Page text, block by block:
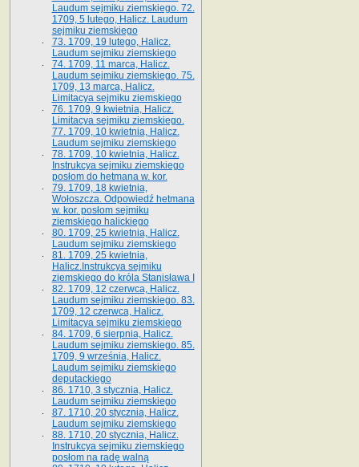
Laudum sejmiku ziemskiego. 72.
1709, 5 lutego, Halicz. Laudum
sejmiku ziemskiego
73. 1709, 19 lutego, Halicz.
Laudum sejmiku ziemskiego
74. 1709, 11 marca, Halicz.
Laudum sejmiku ziemskiego. 75.
1709, 13 marca, Halicz.
Limitacya sejmiku ziemskiego
76. 1709, 9 kwietnia, Halicz.
Limitacya sejmiku ziemskiego.
77. 1709, 10 kwietnia, Halicz.
Laudum sejmiku ziemskiego
78. 1709, 10 kwietnia, Halicz.
Instrukcya sejmiku ziemskiego
posłom do hetmana w. kor.
79. 1709, 18 kwietnia,
Wołoszcza. Odpowiedź hetmana
w. kor. posłom sejmiku
ziemskiego halickiego
80. 1709, 25 kwietnia, Halicz.
Laudum sejmiku ziemskiego
81. 1709, 25 kwietnia,
Halicz.Instrukcya sejmiku
ziemskiego do króla Stanisława I
82. 1709, 12 czerwca, Halicz.
Laudum sejmiku ziemskiego. 83.
1709, 12 czerwca, Halicz.
Limitacya sejmiku ziemskiego
84. 1709, 6 sierpnia, Halicz.
Laudum sejmiku ziemskiego. 85.
1709, 9 września, Halicz.
Laudum sejmiku ziemskiego
deputackiego
86. 1710, 3 stycznia, Halicz.
Laudum sejmiku ziemskiego
87. 1710, 20 stycznia, Halicz.
Laudum sejmiku ziemskiego
88. 1710, 20 stycznia, Halicz.
Instrukcya sejmiku ziemskiego
posłom na radę walną